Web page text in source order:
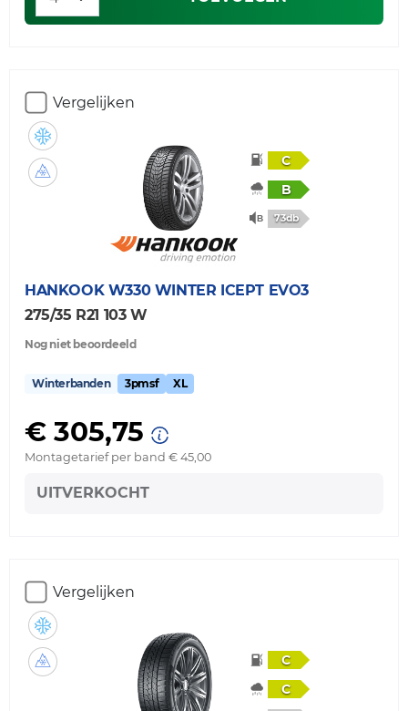
Vergelijken
C
B
73db
HANKOOK W330 WINTER ICEPT EVO3
275/35 R21 103 W
Nog niet beoordeeld
Winterbanden 3pmsf XL
€ 305,75
Montagetarief per band € 45,00
UITVERKOCHT
Vergelijken
C
C